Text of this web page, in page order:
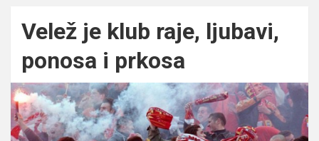
Velež je klub raje, ljubavi,
ponosa i prkosa